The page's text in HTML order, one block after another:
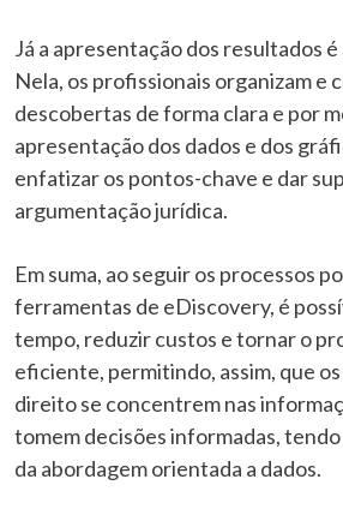
Já a apresentação dos resultados
Nela, os profissionais organizam e
descobertas de forma clara e por
apresentação dos dados e dos
enfatizar os pontos-chave e dar
argumentação jurídica.
Em suma, ao seguir os processos
ferramentas de eDiscovery, é
tempo, reduzir custos e tornar o
eficiente, permitindo, assim, que
direito se concentrem nas
tomem decisões informadas,
da abordagem orientada a dados.